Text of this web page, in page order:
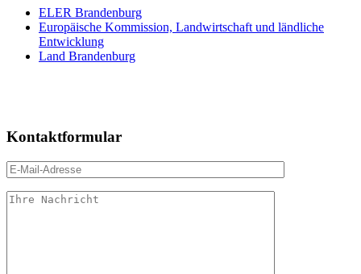
ELER Brandenburg
Europäische Kommission, Landwirtschaft und ländliche
Entwicklung
Land Brandenburg
Kontaktformular